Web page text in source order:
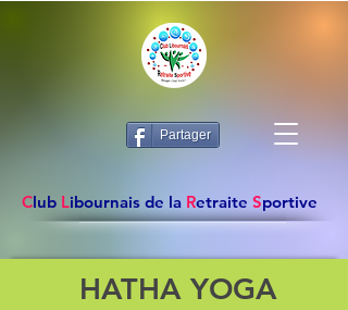
Partager
Club Libournais de la Retraite Sportive
HATHA YOGA